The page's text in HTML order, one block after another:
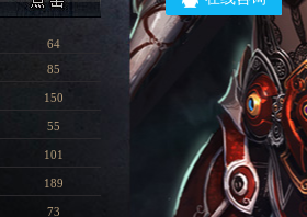
64
85
150
55
101
189
73